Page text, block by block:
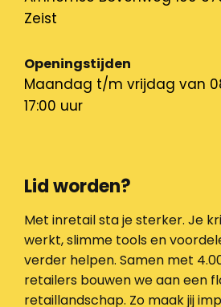
Zeist
Openingstijden
Maandag t/m vrijdag van
17:00 uur
Lid worden?
Met inretail sta je sterker. Je
werkt, slimme tools en
verder helpen. Samen met
retailers bouwen we aan een
retaillandschap. Zo maak jij